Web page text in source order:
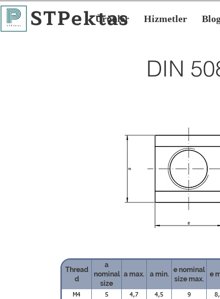
STPektas
Ürünler Hizmetler
DIN
Thread
d
a
nominal
size
a max. a min.
e nominal
size max.
e
M4 5 4,7 4,5 9